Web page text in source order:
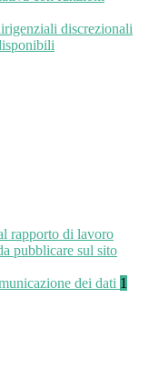
discrezionali
rapporto di lavoro
pubblicare sul sito
dei dati 1